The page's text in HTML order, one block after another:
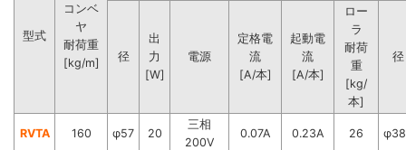
型式
コンベ
ヤ
耐荷重
[kg/m]
径
出
力
[W]
電源
定格電
流
[A/本]
起動電
流
[A/本]
ロー
ラ
耐荷
重
[kg/
本]
径
RVTA 160 φ57 20
三相
200V
0.07A 0.23A 26